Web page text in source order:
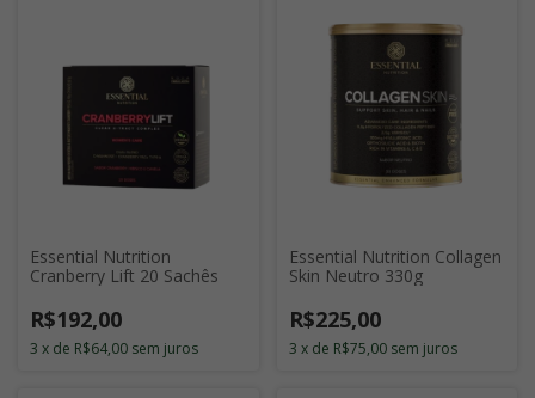
Essential Nutrition
Cranberry Lift 20 Sachês
R$192,00
3 x de R$64,00 sem juros
Essential Nutrition Collagen
Skin Neutro 330g
R$225,00
3 x de R$75,00 sem juros